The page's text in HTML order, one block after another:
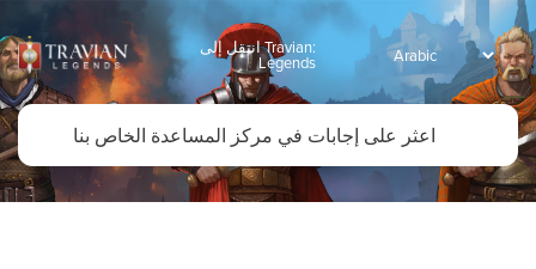
انتقل إلى Travian:
Legends